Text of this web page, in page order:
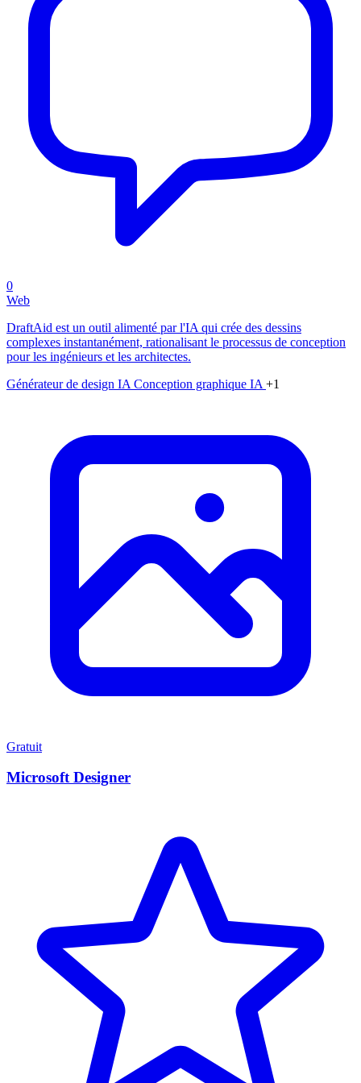
0
Web
DraftAid est un outil alimenté par l'IA qui crée des dessins
complexes instantanément, rationalisant le processus de conception
pour les ingénieurs et les architectes.
Générateur de design IA Conception graphique IA +1
Gratuit
Microsoft Designer